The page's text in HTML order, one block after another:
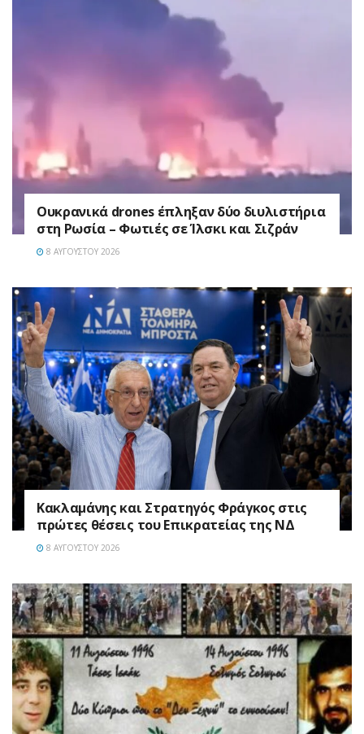
Ουκρανικά drones έπληξαν δύο διυλιστήρια
στη Ρωσία – Φωτιές σε Ίλσκι και Σιζράν
8 ΑΥΓΟΎΣΤΟΥ 2026
Κακλαμάνης και Στρατηγός Φράγκος στις
πρώτες θέσεις του Επικρατείας της ΝΔ
8 ΑΥΓΟΎΣΤΟΥ 2026